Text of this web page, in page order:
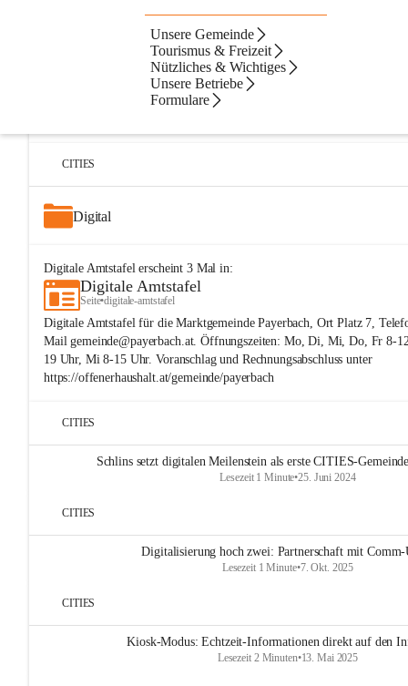
Unsere Gemeinde
Tourismus & Freizeit
Nützliches & Wichtiges
Unsere Betriebe
Formulare
Artikel Dateien
Digitale Amtstafel
CITIES
Digital
Digitale Amtstafelerscheint 3Mal in:
Digitale Amtstafel
Seite•digitale-amtstafel
Digitale Amtstafel für die Marktgemeinde Payerbach, Ort Platz 7,
Mail gemeinde@payerbach.at. Öffnungszeiten: Mo, Di, Mi, Do, Fr 8-
19 Uhr, Mi 8-15 Uhr. Voranschlag und Rechnungsabschluss unter
https://offenerhaushalt.at/gemeinde/payerbach
CITIES
Schlins setzt digitalen Meilenstein als erste CITIES-
Lesezeit 1 Minute•25. Juni 2024
CITIES
Digitalisierung hoch zwei: Partnerschaft mit
Lesezeit 1 Minute•7. Okt. 2025
CITIES
Kiosk-Modus: Echtzeit-Informationen direkt auf den
Lesezeit 2 Minuten•13. Mai 2025